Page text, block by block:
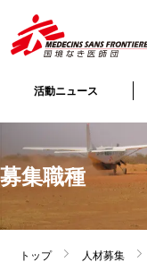
活動ニュース
トップ 人材募集
募集職種